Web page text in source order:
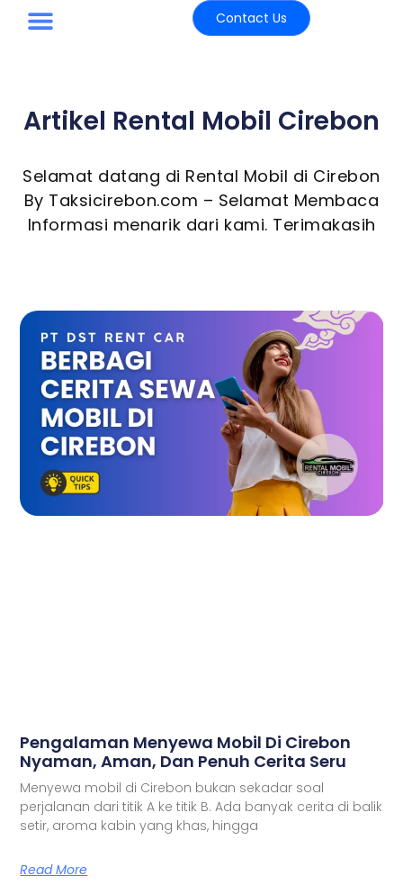
Contact Us
Artikel Rental Mobil Cirebon
Selamat datang di Rental Mobil di Cirebon
By Taksicirebon.com – Selamat Membaca
Informasi menarik dari kami. Terimakasih
Pengalaman Menyewa Mobil Di Cirebon
Nyaman, Aman, Dan Penuh Cerita Seru
Menyewa mobil di Cirebon bukan sekadar soal
perjalanan dari titik A ke titik B. Ada banyak cerita di balik
setir, aroma kabin yang khas, hingga
Read More